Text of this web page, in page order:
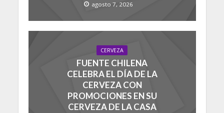
agosto 7, 2026
CERVEZA
FUENTE CHILENA
CELEBRA EL DÍA DE LA
CERVEZA CON
PROMOCIONES EN SU
CERVEZA DE LA CASA